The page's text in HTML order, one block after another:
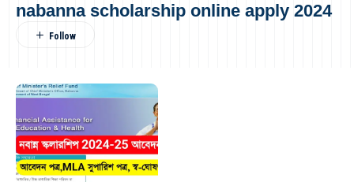
nabanna scholarship online apply 2024